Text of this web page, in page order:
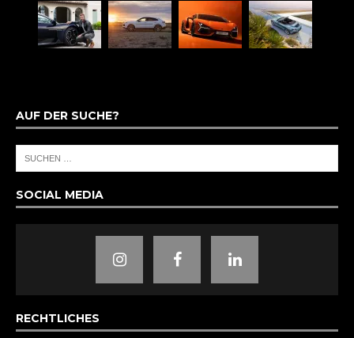
AUF DER SUCHE?
SOCIAL MEDIA
RECHTLICHES